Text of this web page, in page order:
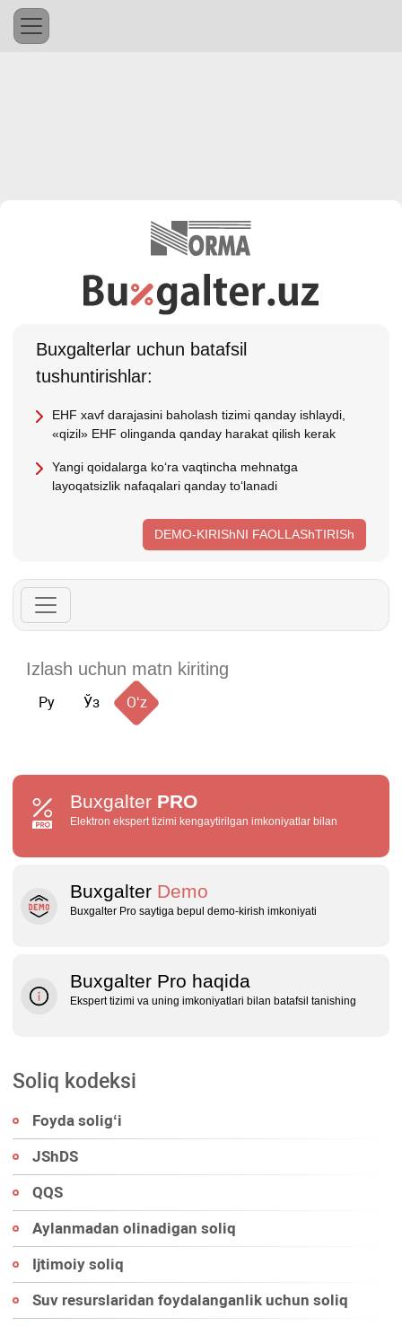
Buхgalterlar uchun batafsil
tushuntirishlar:
EHF хavf darajasini baholash tizimi qanday ishlaydi,
«qizil» EHF olinganda qanday harakat qilish kerak
Yangi qoidalarga koʻra vaqtincha mehnatga
layoqatsizlik nafaqalari qanday toʻlanadi
DEMO-KIRIShNI FAOLLAShTIRISh
Ру Ўз Oʻz
Buxgalter PRO
Elektron ekspert tizimi kengaytirilgan imkoniyatlar bilan
Buxgalter Demo
Buxgalter Pro saytiga bepul demo‑kirish imkoniyati
Buxgalter Pro haqida
Ekspert tizimi va uning imkoniyatlari bilan batafsil tanishing
Soliq kodeksi
Foyda soligʻi
JShDS
QQS
Aylanmadan olinadigan soliq
Ijtimoiy soliq
Suv resurslaridan foydalanganlik uchun soliq